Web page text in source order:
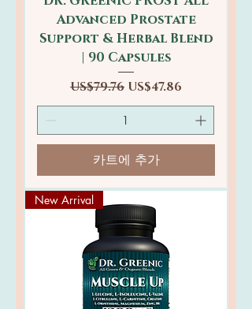
Advanced Prostate
Support & Herbal Blend
| 90 Capsules
일반가
US$79.76 할인가
US$47.86
카트에 추가
New Arrival